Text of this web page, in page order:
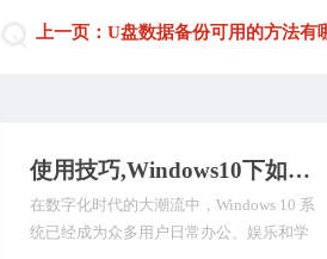
上一页：U盘数据备份可用的方法
使用技巧,Windows10下如何自动备份文件？推荐九种数据备份方式，值得深入了解！
在数字化时代的大潮流中，Windows 10 系
统已经成为众多用户日常办公、娱乐和学